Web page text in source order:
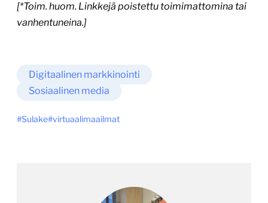
[*Toim. huom. Linkkejä poistettu toimimattomina tai
vanhentuneina.]
Digitaalinen markkinointi
Sosiaalinen media
Sulake virtuaalimaailmat